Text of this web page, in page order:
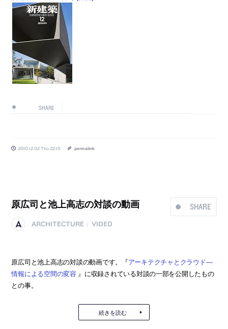
SHARE
2010.12.02 Thu 22:15 permalink
SHARE
原広司と池上高志の対談の動画
ARCHITECTURE VIDEO
原広司と池上高志の対談の動画です。『アーキテクチャとクラウド―
情報による空間の変容 』に収録されている対談の一部を公開したもの
との事。
続きを読む